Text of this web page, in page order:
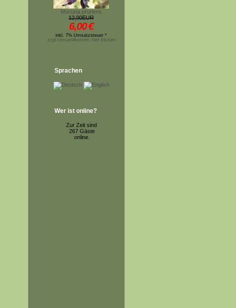
Mucuna pruriens
12,00EUR
6,00€
inkl. 7% Umsatzsteuer *
zzgl.Versandkosten, hier klicken
Sprachen
Wer ist online?
Zur Zeit sind
267 Gäste
online.